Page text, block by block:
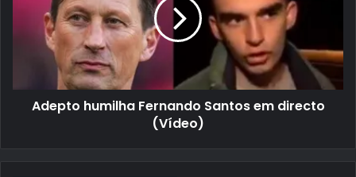
Adepto humilha Fernando Santos em directo
(Vídeo)